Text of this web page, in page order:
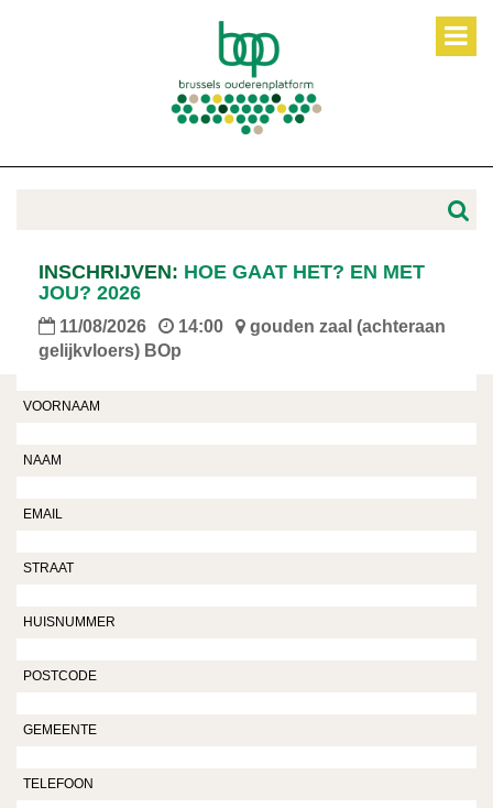
INSCHRIJVEN: HOE GAAT HET? EN MET
JOU? 2026
11/08/2026 14:00
gouden zaal (achteraan
gelijkvloers) BOp